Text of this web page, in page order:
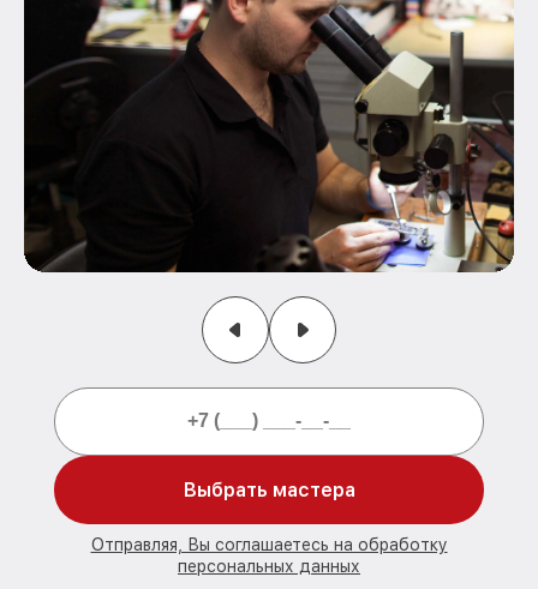
Выбрать мастера
Отправляя, Вы соглашаетесь на обработку
персональных данных